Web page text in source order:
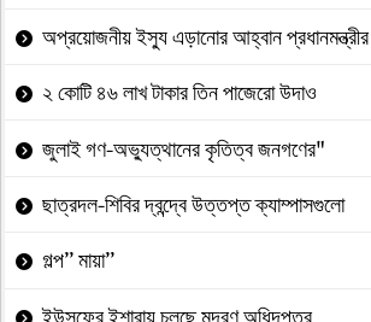
অপ্রয়োজনীয় ইস্যু এড়ানোর আহ্বান প্রধানমন্ত্রীর
২ কোটি ৪৬ লাখ টাকার তিন পাজেরো উদাও
জুলাই গণ-অভ্যুত্থানের কৃতিত্ব জনগণের"
ছাত্রদল-শিবির দ্বন্দ্বে উত্তপ্ত ক্যাম্পাসগুলো
গল্প” মায়া”